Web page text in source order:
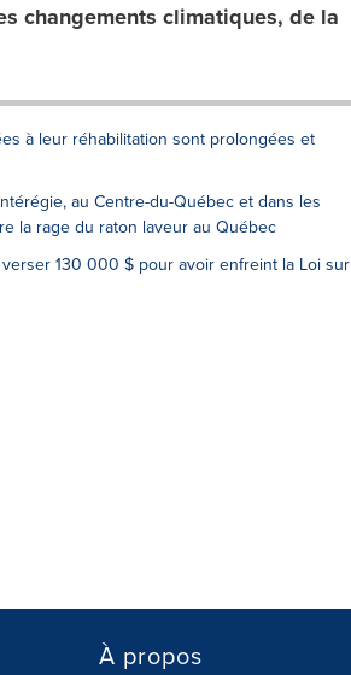
changements climatiques, de la
à leur réhabilitation sont prolongées et
au Centre-du-Québec et dans les
la rage du raton laveur au Québec
130 000 $ pour avoir enfreint la Loi sur
À propos